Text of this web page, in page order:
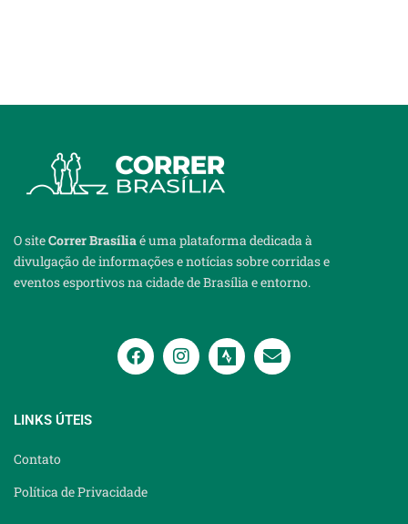
O siteCorrer Brasíliaé uma plataforma dedicada à
divulgação de informações e notícias sobre corridas e
eventos esportivos na cidade de Brasília e entorno.
LINKS ÚTEIS
Contato
Política de Privacidade